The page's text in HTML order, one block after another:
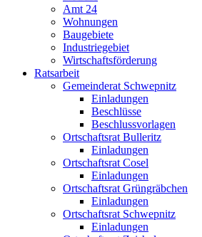
Amt 24
Wohnungen
Baugebiete
Industriegebiet
Wirtschaftsförderung
Ratsarbeit
Gemeinderat Schwepnitz
Einladungen
Beschlüsse
Beschlussvorlagen
Ortschaftsrat Bulleritz
Einladungen
Ortschaftsrat Cosel
Einladungen
Ortschaftsrat Grüngräbchen
Einladungen
Ortschaftsrat Schwepnitz
Einladungen